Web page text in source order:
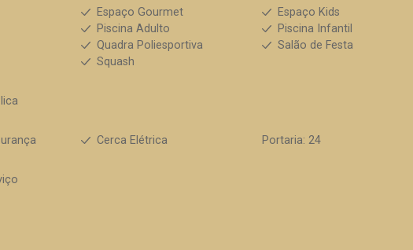
Espaço Gourmet
Espaço Kids
Piscina Adulto
Piscina Infantil
Quadra Poliesportiva
Salão de Festa
Squash
Cerca Elétrica
Portaria: 24